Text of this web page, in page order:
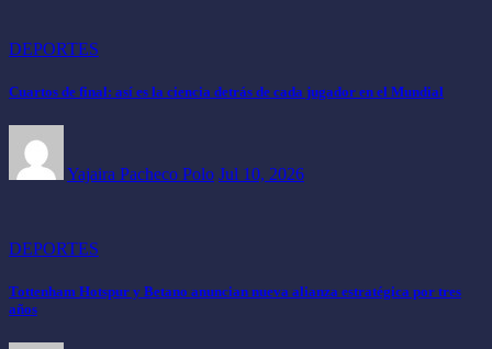
DEPORTES
Cuartos de final: así es la ciencia detrás de cada jugador en el Mundial
Yajaira Pacheco Polo Jul 10, 2026
DEPORTES
Tottenham Hotspur y Betano anuncian nueva alianza estratégica por tres
años